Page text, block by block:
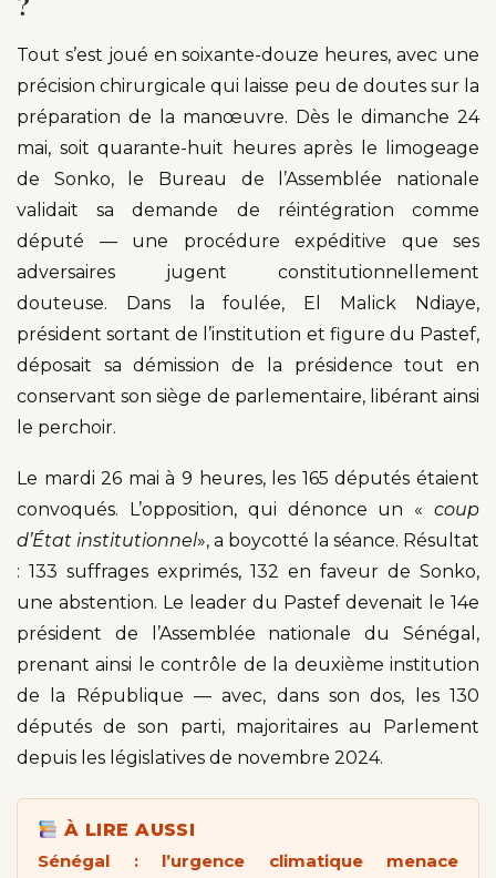
Tout s’est joué en soixante-douze heures, avec une
précision chirurgicale qui laisse peu de doutes sur la
préparation de la manœuvre. Dès le dimanche 24
mai, soit quarante-huit heures après le limogeage
de Sonko, le Bureau de l’Assemblée nationale
validait sa demande de réintégration comme
député — une procédure expéditive que ses
adversaires jugent constitutionnellement
douteuse. Dans la foulée, El Malick Ndiaye,
président sortant de l’institution et figure du Pastef,
déposait sa démission de la présidence tout en
conservant son siège de parlementaire, libérant ainsi
le perchoir.
Le mardi 26 mai à 9 heures, les 165 députés étaient
convoqués. L’opposition, qui dénonce un « coup
d’État institutionnel», a boycotté la séance. Résultat
: 133 suffrages exprimés, 132 en faveur de Sonko,
une abstention. Le leader du Pastef devenait le 14e
président de l’Assemblée nationale du Sénégal,
prenant ainsi le contrôle de la deuxième institution
de la République — avec, dans son dos, les 130
députés de son parti, majoritaires au Parlement
depuis les législatives de novembre 2024.
À LIRE AUSSI
Sénégal : l’urgence climatique menace